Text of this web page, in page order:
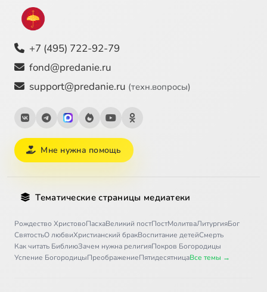
+7 (495) 722-92-79
fond@predanie.ru
support@predanie.ru (техн.вопросы)
Мне нужна помощь
Тематические страницы медиатеки
Рождество ХристовоПасхаВеликий постПостМолитваЛитургияБог
СвятостьО любвиХристианский бракВоспитание детейСмерть
Как читать БиблиюЗачем нужна религияПокров Богородицы
Успение БогородицыПреображениеПятидесятницаВсе темы →